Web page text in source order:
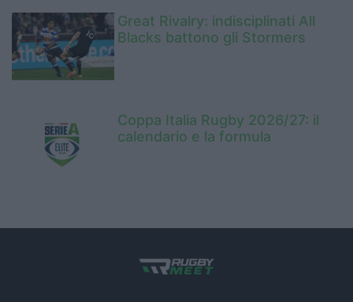
Great Rivalry: indisciplinati All
Blacks battono gli Stormers
Coppa Italia Rugby 2026/27: il
calendario e la formula